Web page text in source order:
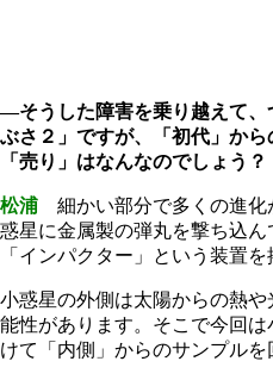
―そうした障害を乗り越えて、
ぶさ２」ですが、「初代」か
「売り」はなんなのでしょう？
松浦 細かい部分で多くの進化
惑星に金属製の弾丸を撃ち込
「インパクター」という装置
小惑星の外側は太陽からの熱
能性があります。そこで今回
けて「内側」からのサンプルを